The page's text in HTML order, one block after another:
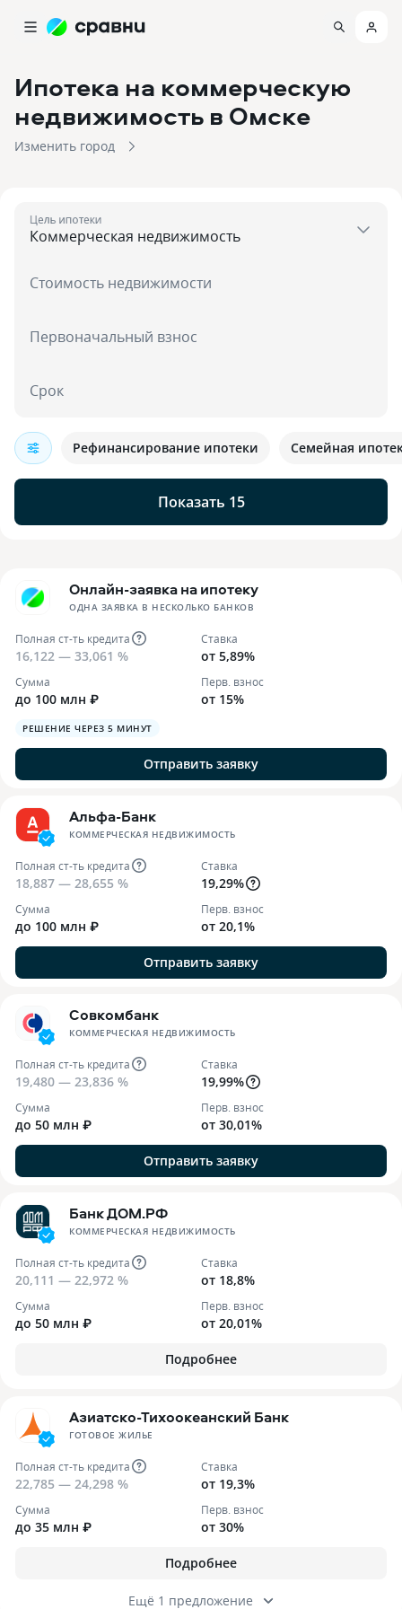
Ипотека на коммерческую
недвижимость в Омске
Изменить город
Цель ипотеки
Стоимость недвижимости
Первоначальный взнос
Срок
Показать 15
Рефинансирование ипотеки Семейная
Онлайн-заявка на ипотеку
ОДНА ЗАЯВКА В НЕСКОЛЬКО БАНКОВ
Полная ст-ть кредита
16,122 — 33,061 %
Ставка
от 5,89%
Сумма
до 100 млн ₽
Перв. взнос
от 15%
РЕШЕНИЕ ЧЕРЕЗ 5 МИНУТ
Отправить заявку
Альфа-Банк
КОММЕРЧЕСКАЯ НЕДВИЖИМОСТЬ
Полная ст-ть кредита
18,887 — 28,655 %
Ставка
19,29%
Сумма
до 100 млн ₽
Перв. взнос
от 20,1%
Отправить заявку
Совкомбанк
КОММЕРЧЕСКАЯ НЕДВИЖИМОСТЬ
Полная ст-ть кредита
19,480 — 23,836 %
Ставка
19,99%
Сумма
до 50 млн ₽
Перв. взнос
от 30,01%
Отправить заявку
Банк ДОМ.РФ
КОММЕРЧЕСКАЯ НЕДВИЖИМОСТЬ
Полная ст-ть кредита
20,111 — 22,972 %
Ставка
от 18,8%
Сумма
до 50 млн ₽
Перв. взнос
от 20,01%
Подробнее
Азиатско-Тихоокеанский Банк
ГОТОВОЕ ЖИЛЬЕ
Полная ст-ть кредита
22,785 — 24,298 %
Ставка
от 19,3%
Сумма
до 35 млн ₽
Перв. взнос
от 30%
Подробнее
Ещё 1 предложение